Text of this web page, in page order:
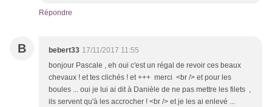
Répondre
B bebert33 17/11/2017 11:55
bonjour Pascale , eh oui c'est un régal de revoir ces beaux
chevaux ! et tes clichés ! et +++ merci <br /> et pour les
boules ... oui je lui ai dit à Danièle de ne pas mettre les filets ,
ils servent qu'à les accrocher ! <br /> et je les ai enlevé ...